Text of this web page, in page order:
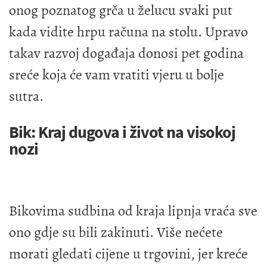
onog poznatog grča u želucu svaki put
kada vidite hrpu računa na stolu. Upravo
takav razvoj događaja donosi pet godina
sreće koja će vam vratiti vjeru u bolje
sutra.
Bik: Kraj dugova i život na visokoj
nozi
Bikovima sudbina od kraja lipnja vraća sve
ono gdje su bili zakinuti. Više nećete
morati gledati cijene u trgovini, jer kreće